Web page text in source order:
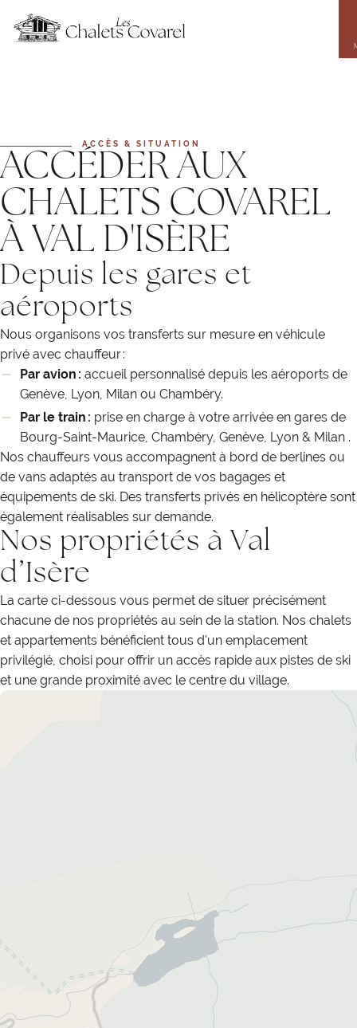
contenu
principal
ACCÈS & SITUATION
ACCÉDER AUX
CHALETS COVAREL
À VAL D'ISÈRE
Depuis les gares et
aéroports
Nous organisons vos transferts sur mesure en véhicule
privé avec chauffeur :
Par avion : accueil personnalisé depuis les aéroports de
Genève, Lyon, Milan ou Chambéry.
Par le train : prise en charge à votre arrivée en gares de
Bourg-Saint-Maurice, Chambéry, Genève, Lyon & Milan .
Nos chauffeurs vous accompagnent à bord de berlines ou
de vans adaptés au transport de vos bagages et
équipements de ski. Des transferts privés en hélicoptère sont
également réalisables sur demande.
Nos propriétés à Val
d’Isère
La carte ci-dessous vous permet de situer précisément
chacune de nos propriétés au sein de la station. Nos chalets
et appartements bénéficient tous d'un emplacement
privilégié, choisi pour offrir un accès rapide aux pistes de ski
et une grande proximité avec le centre du village.